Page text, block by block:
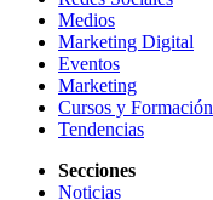
Medios
Marketing Digital
Eventos
Marketing
Cursos y Formación
Tendencias
Secciones
Noticias